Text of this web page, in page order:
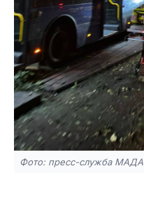
Фото: пресс-служба МАДА